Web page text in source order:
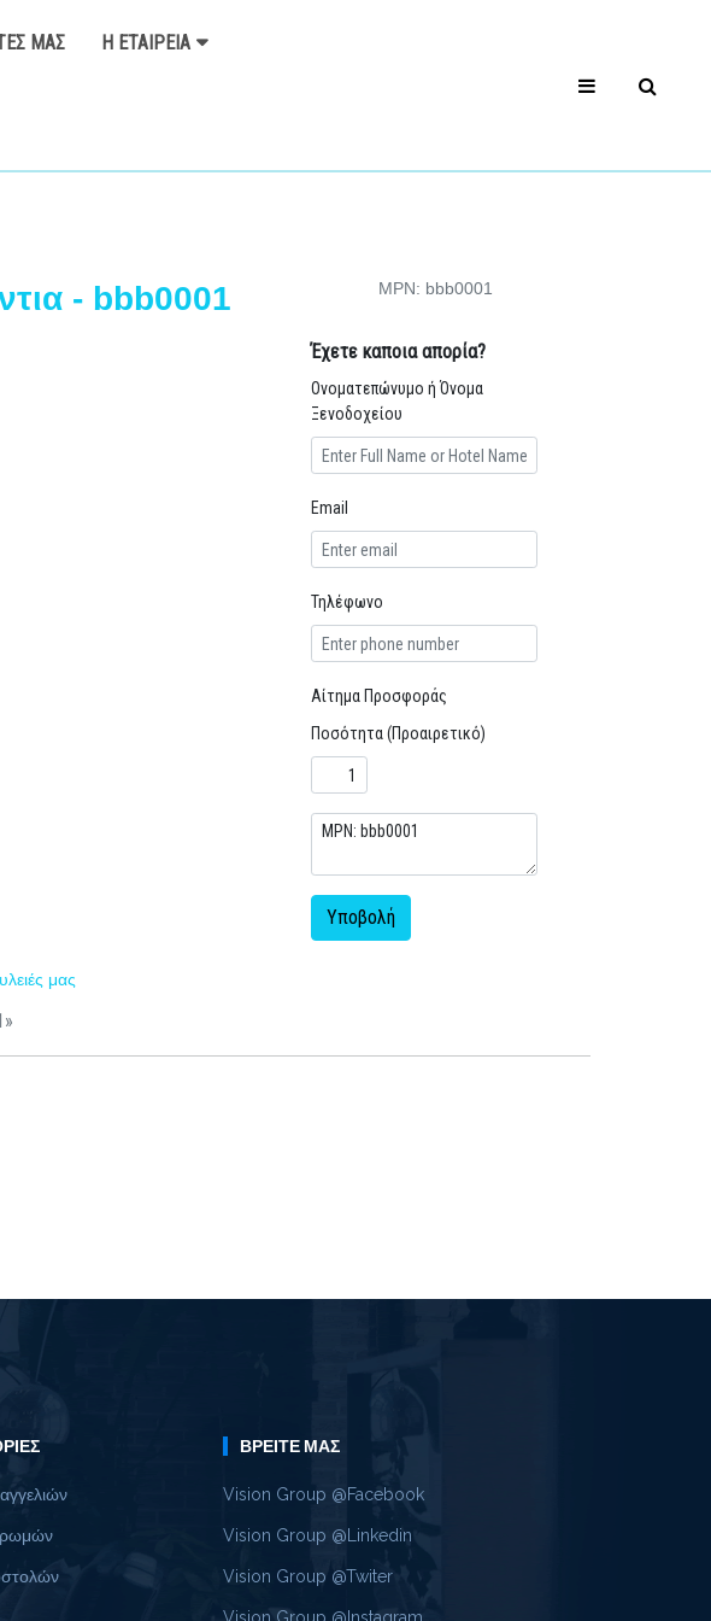
ΜΑΣ Η ΕΤΑΙΡΕΊΑ
- bbb0001 MPN: bbb0001
Έχετε καποια απορία?
Ονοματεπώνυμο ή Όνομα
Ξενοδοχείου
Email
Τηλέφωνο
Αίτημα Προσφοράς
Ποσότητα (Προαιρετικό)
Υποβολή
μας
ΒΡΕΊΤΕ ΜΑΣ
Vision Group @Facebook
Vision Group @Linkedin
Vision Group @Twiter